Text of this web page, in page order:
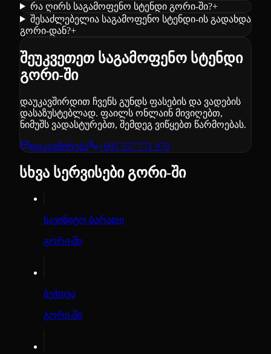
რა ღირს საგამოფენო სტენდი გორი-ში?+
შესაძლებელია საგამოფენო სტენდი-ის გადახდა
გორი-დან?+
შეუკვეთეთ საგამოფენო სტენდი
გორი-ში
დაუკავშირდით ჩვენს გუნდს ფასების და ვადების
დასაზუსტებლად. ფაილს ონლაინ მივიღებთ,
ნიმუშს ვადასტურებთ, შემდეგ ვიწყებთ წარმოებას.
დაკავშირება +995 557 771 979
სხვა სერვისები გორი-ში
სავიზიტო ბარათი
გორი-ში
ბეჭდვა
გორი-ში